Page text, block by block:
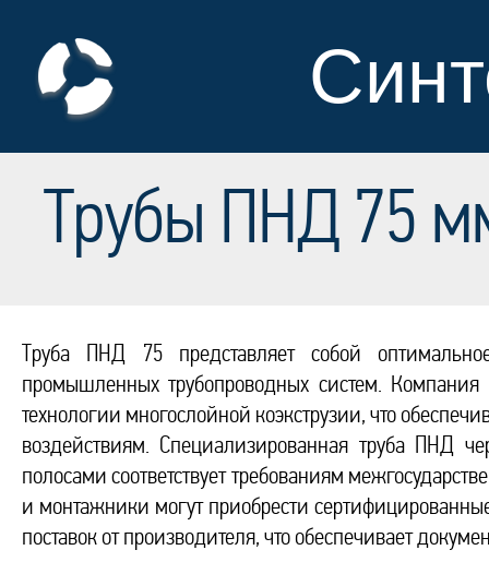
Трубы ПНД 75
Труба ПНД 75 представляет собой
промышленных трубопроводных систем.
технологии многослойной коэкструзии, что
воздействиям. Специализированная труба ПНД
полосами соответствует требованиям
и монтажники могут приобрести
поставок от производителя, что обеспечивает